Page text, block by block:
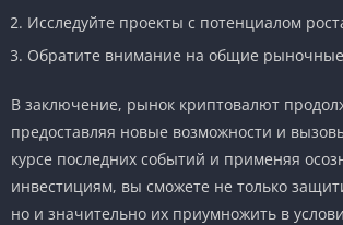
Исследуйте проекты с потенциалом
Обратите внимание на общие
В заключение, рынок криптовалют
предоставляя новые возможности и
курсе последних событий и применяя
инвестициям, вы сможете не только
но и значительно их приумножить в